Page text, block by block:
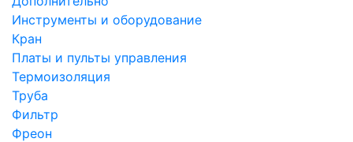
Инструменты и оборудование
Кран
Платы и пульты управления
Термоизоляция
Труба
Фильтр
Фреон